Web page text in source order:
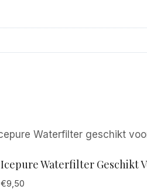
Icepure Waterfilter Geschikt
€9,50